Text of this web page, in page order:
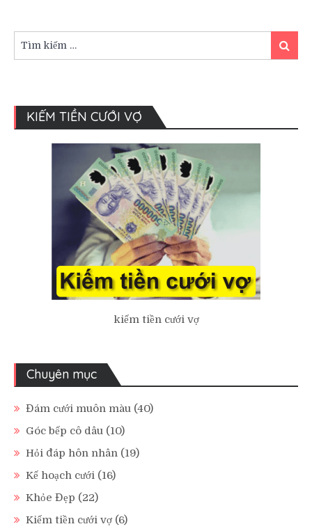
mùa
kiếm:
Tìm
kiếm
KIẾM TIỀN CƯỚI VỢ
kiếm tiền cưới vợ
Chuyên mục
Đám cưới muôn màu (40)
Góc bếp cô dâu (10)
Hỏi đáp hôn nhân (19)
Kế hoạch cưới (16)
Khỏe Đẹp (22)
Kiếm tiền cưới vợ (6)